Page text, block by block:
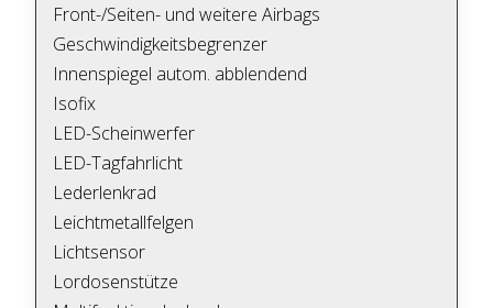
Front-/Seiten- und weitere Airbags
Geschwindigkeitsbegrenzer
Innenspiegel autom. abblendend
Isofix
LED-Scheinwerfer
LED-Tagfahrlicht
Lederlenkrad
Leichtmetallfelgen
Lichtsensor
Lordosenstütze